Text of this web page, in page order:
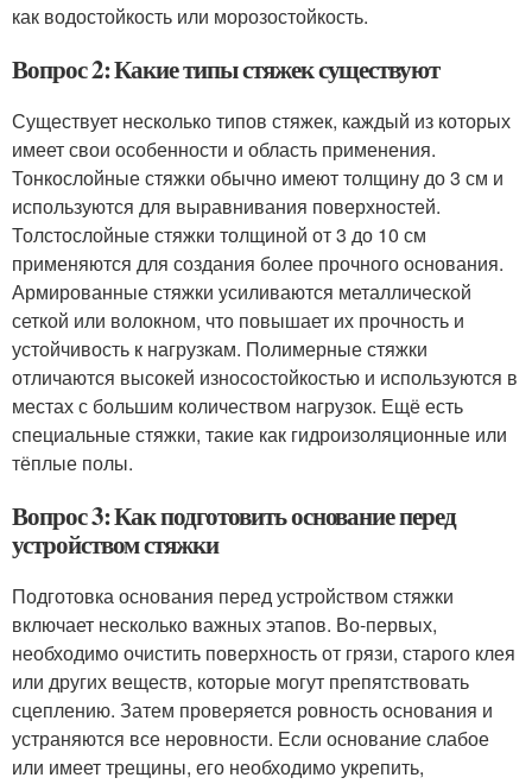
как водостойкость или морозостойкость.
Вопрос 2: Какие типы стяжек существуют
Существует несколько типов стяжек, каждый из которых
имеет свои особенности и область применения.
Тонкослойные стяжки обычно имеют толщину до 3 см и
используются для выравнивания поверхностей.
Толстослойные стяжки толщиной от 3 до 10 см
применяются для создания более прочного основания.
Армированные стяжки усиливаются металлической
сеткой или волокном, что повышает их прочность и
устойчивость к нагрузкам. Полимерные стяжки
отличаются высокей износостойкостью и используются в
местах с большим количеством нагрузок. Ещё есть
специальные стяжки, такие как гидроизоляционные или
тёплые полы.
Вопрос 3: Как подготовить основание перед
устройством стяжки
Подготовка основания перед устройством стяжки
включает несколько важных этапов. Во-первых,
необходимо очистить поверхность от грязи, старого клея
или других веществ, которые могут препятствовать
сцеплению. Затем проверяется ровность основания и
устраняются все неровности. Если основание слабое
или имеет трещины, его необходимо укрепить,